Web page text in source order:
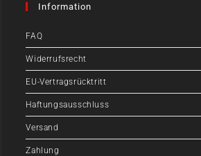
Information
FAQ
Widerrufsrecht
EU-Vertragsrücktritt
Haftungsausschluss
Versand
Zahlung